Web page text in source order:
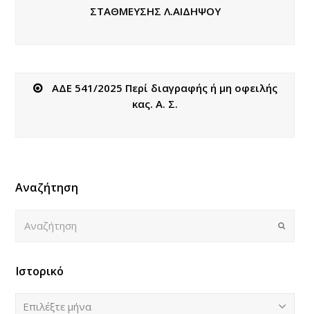
ΣΤΑΘΜΕΥΣΗΣ Λ.ΑΙΔΗΨΟΥ
ΑΔΕ 541/2025 Περί διαγραφής ή μη οφειλής
κας. Α. Σ.
Αναζήτηση
Submit
Ιστορικό
Ιστορικό
Επιλέξτε μήνα